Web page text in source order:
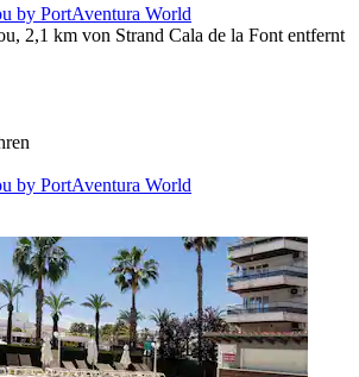
by PortAventura World
2,1 km von Strand Cala de la Font entfernt
by PortAventura World